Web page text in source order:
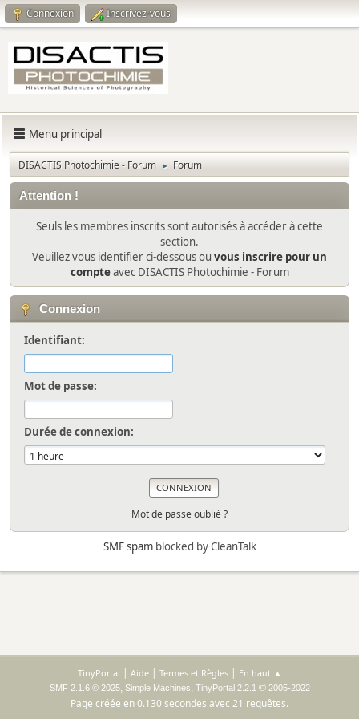
Connexion Inscrivez-vous
Menu principal
DISACTIS Photochimie - Forum ► Forum
Attention !
Seuls les membres inscrits sont autorisés à accéder à cette
section.
Veuillez vous identifier ci-dessous ou vous inscrire pour un
compteavec DISACTIS Photochimie - Forum
Connexion
Identifiant:
Mot de passe:
Durée de connexion:
Mot de passe oublié ?
SMF spamblocked by CleanTalk
TinyPortal | Aide| Termes et Règles| En haut ▲
SMF 2.1.6 © 2025, Simple Machines, TinyPortal 2.2.1© 2005-2022
Page créée en 0.130 secondes avec 21 requêtes.